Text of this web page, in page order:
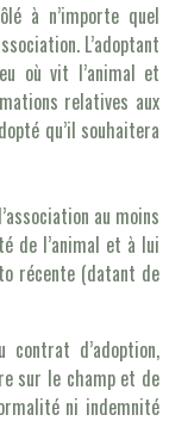
à n’importe quel
L’adoptant
où vit l’animal et
relatives aux
qu’il souhaitera
au moins
de l’animal et à lui
récente (datant de
contrat d’adoption,
sur le champ et de
ni indemnité